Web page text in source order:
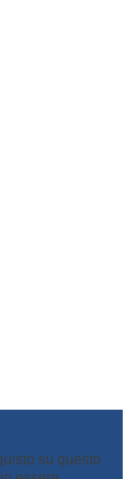
su questo